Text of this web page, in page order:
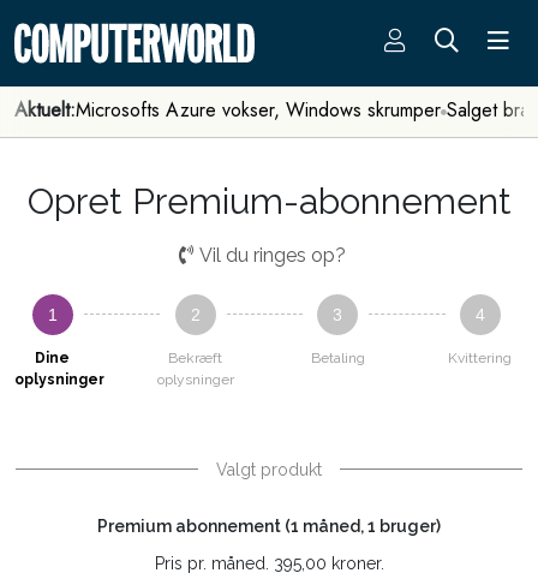
Aktuelt:Microsofts Azure vokser, Windows skrumper Salget
Opret Premium-abonnement
Vil du ringes op?
1
Dine
oplysninger
2
Bekræft
oplysninger
3
Betaling
4
Kvittering
Valgt produkt
Premium abonnement (1 måned, 1 bruger)
Pris pr. måned. 395,00 kroner.